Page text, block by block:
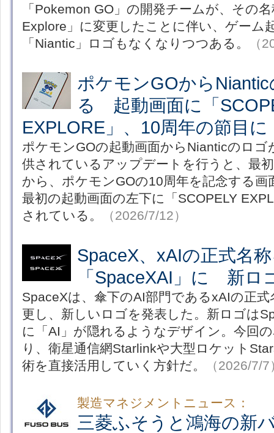
「Pokemon GO」の開発チームが、その
Explore」に変更したことに伴い、ゲーム
「Niantic」ロゴもなくなりつつある。
（
ポケモンGOから
る 起動画面に「
EXPLORE」、10周年の節目に
ポケモンGOの起動画面からNianticのロゴ
供されているアップデートを行うと、最
から、ポケモンGOの10周年を記念する画
最初の起動画面の左下に「SCOPELY
されている。
（2026/7/12）
SpaceX、xAIの正式名
「SpaceXAI」に 新ロ
SpaceXは、傘下のAI部門であるxAIの正
更し、新しいロゴを発表した。新ロゴは
に「AI」が隠れるようなデザイン。今回
り、衛星通信網Starlinkや大型ロケット
術を直接活用していく方針だ。
（2026/7/7
製造マネジメントニュース：
三菱ふそうと鴻海の新